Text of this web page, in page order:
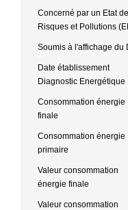
Concerné par un Etat
Risques et Pollutions
Soumis à l'affichage du
Date établissement
Diagnostic Energétique
Consommation énergie
finale
Consommation énergie
primaire
Valeur consommation
énergie finale
Valeur consommation